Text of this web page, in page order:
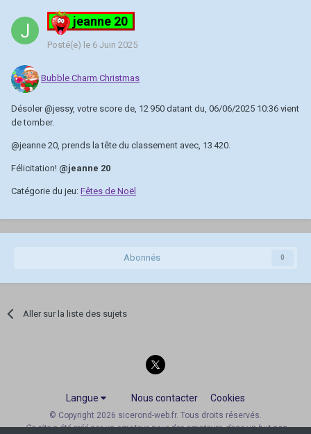
jeanne 20
Posté(e) le 6 Juin 2025
Bubble Charm Christmas
Désoler@jessy, votre score de, 12 950 datant du, 06/06/2025 10:36 vient
de tomber.
@jeanne 20 , prends la tête du classement avec, 13 420.
Félicitation! @jeanne 20
Catégorie du jeu: Fêtes de Noël
Abonnés 0
Aller sur la liste des sujets
Langue Nous contacter Cookies
© Copyright 2026 sicerond-web.fr. Tous droits réservés.
Ce site a été créé par un amateur, pour des amateurs, dans un but non